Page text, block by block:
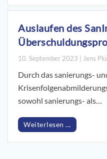
Auslaufen des
10. September 2023 | Jens
Durch das sanierungs-
sowohl sanierungs- als…
Weiterlesen ...